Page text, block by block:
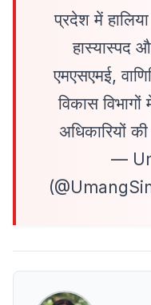
प्रदेश में
हास्यास्पद
एमएसएमई,
विकास
अधिकारियों
—